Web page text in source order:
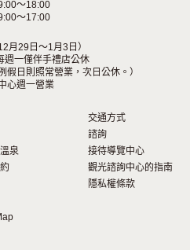
～18:00
～17:00
月29日〜1月3日）
週一僅伴手禮店公休
假日則照常營業，次日公休。）
心週一營業
泉
交通方式
諮詢
接待導覽中心
觀光諮詢中心的指南
隱私權條款